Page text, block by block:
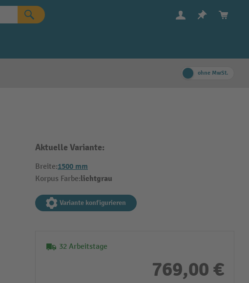
ohne MwSt.
Aktuelle Variante:
Breite:1500 mm
Korpus Farbe:lichtgrau
Variante konfigurieren
32 Arbeitstage
769,00 €